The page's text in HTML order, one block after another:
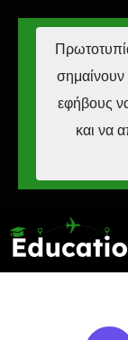
σημαίνουν
εφήβους
και να